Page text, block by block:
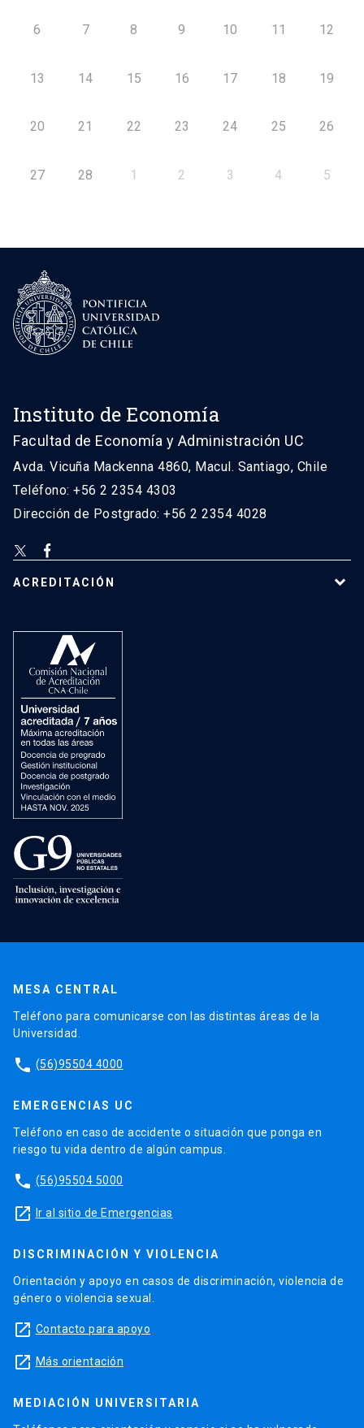
6 7 8 9 10 11 12
13 14 15 16 17 18 19
20 21 22 23 24 25 26
27 28 1 2 3 4 5
Instituto de Economía
Facultad de Economía y Administración UC
Avda. Vicuña Mackenna 4860, Macul. Santiago, Chile
Teléfono: +56 2 2354 4303
Dirección de Postgrado: +56 2 2354 4028
ACREDITACIÓN
MESA CENTRAL
Teléfono para comunicarse con las distintas áreas de la
Universidad.
phone (56)95504 4000
EMERGENCIAS UC
Teléfono en caso de accidente o situación que ponga en
riesgo tu vida dentro de algún campus.
phone (56)95504 5000
launch Ir al sitio de Emergencias
DISCRIMINACIÓN Y VIOLENCIA
Orientación y apoyo en casos de discriminación, violencia de
género o violencia sexual.
launch Contacto para apoyo
launch Más orientación
MEDIACIÓN UNIVERSITARIA